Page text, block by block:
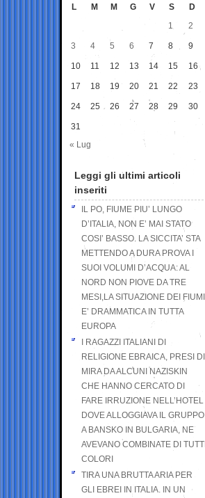
L M M G V S
D
1
2
3 4 5 6 7 8 9
10 11 12 13 14 15 16
17 18 19 20 21 22 23
24 25 26 27 28 29 30
31
« Lug
Leggi gli ultimi articoli
inseriti
IL PO, FIUME PIU’ LUNGO
D’ITALIA, NON E’ MAI STATO
COSI’ BASSO. LA SICCITA’ STA
METTENDO A DURA PROVA I
SUOI VOLUMI D’ACQUA: AL
NORD NON PIOVE DA TRE
MESI,LA SITUAZIONE DEI FIUMI
E’ DRAMMATICA IN TUTTA
EUROPA
I RAGAZZI ITALIANI DI
RELIGIONE EBRAICA, PRESI DI
MIRA DA ALCUNI NAZISKIN
CHE HANNO CERCATO DI
FARE IRRUZIONE NELL’HOTEL
DOVE ALLOGGIAVA IL GRUPPO
A BANSKO IN BULGARIA, NE
AVEVANO COMBINATE DI TUTTI
COLORI
TIRA UNA BRUTTA ARIA PER
GLI EBREI IN ITALIA. IN UN